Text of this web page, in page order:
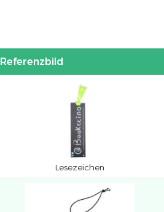
Referenzbild
Lesezeichen